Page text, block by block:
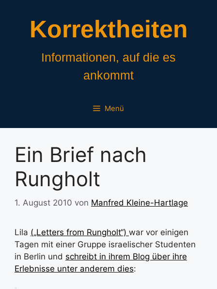
Korrektheiten
Informationen, auf die es
ankommt
Menü
Ein Brief nach
Rungholt
1. August 2010 von Manfred Kleine-Hartlage
Lila („Letters from Rungholt“) war vor einigen
Tagen mit einer Gruppe israelischer Studenten
in Berlin und schreibt in ihrem Blog über ihre
Erlebnisse unter anderem dies: